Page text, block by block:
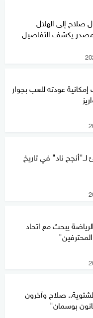
صلاح إلى الهلال
يكشف التفاصيل
عودته للعب بجوار
لــ"أنجح ناد" في تاريخ
يبحث مع اتحاد
صلاح وآخرون
بوسمان"